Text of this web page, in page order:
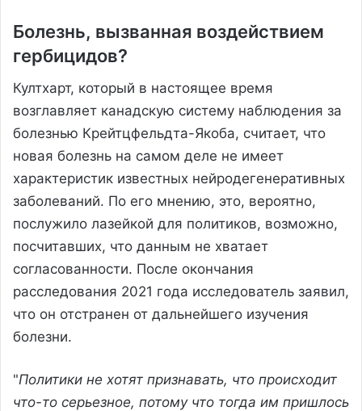
Болезнь, вызванная воздействием
гербицидов?
Култхарт, который в настоящее время
возглавляет канадскую систему наблюдения за
болезнью Крейтцфельдта-Якоба, считает, что
новая болезнь на самом деле не имеет
характеристик известных нейродегенеративных
заболеваний. По его мнению, это, вероятно,
послужило лазейкой для политиков, возможно,
посчитавших, что данным не хватает
согласованности. После окончания
расследования 2021 года исследователь заявил,
что он отстранен от дальнейшего изучения
болезни.
"Политики не хотят признавать, что происходит
что-то серьезное, потому что тогда им пришлось